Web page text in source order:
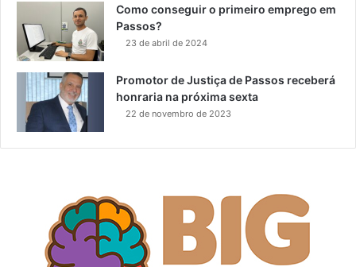
Como conseguir o primeiro emprego em
Passos?
23 de abril de 2024
Promotor de Justiça de Passos receberá
honraria na próxima sexta
22 de novembro de 2023